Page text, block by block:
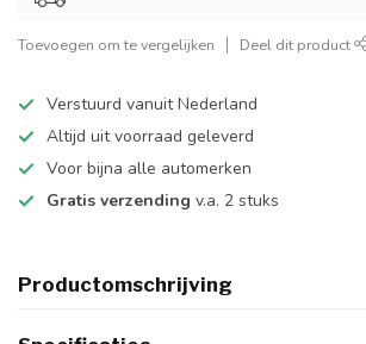
Toevoegen om te vergelijken Deel dit product
Verstuurd vanuit Nederland
Altijd uit voorraad geleverd
Voor bijna alle automerken
Gratis verzending v.a. 2 stuks
Productomschrijving